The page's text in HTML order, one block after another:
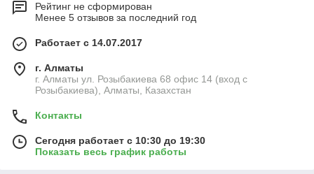
Рейтинг не сформирован
Менее 5 отзывов за последний год
Работает с 14.07.2017
г. Алматы
г. Алматы ул. Розыбакиева 68 офис 14 (вход с
Розыбакиева), Алматы, Казахстан
Контакты
Сегодня работает с 10:30 до 19:30
Показать весь график работы